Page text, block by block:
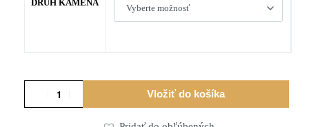
DRUH KAMEŇA
Vložiť do košíka